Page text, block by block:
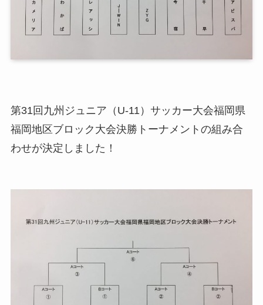
第31回九州ジュニア（U-11）サッカー大会福岡県
福岡地区ブロック大会決勝トーナメントの組み合
わせが決定しました！